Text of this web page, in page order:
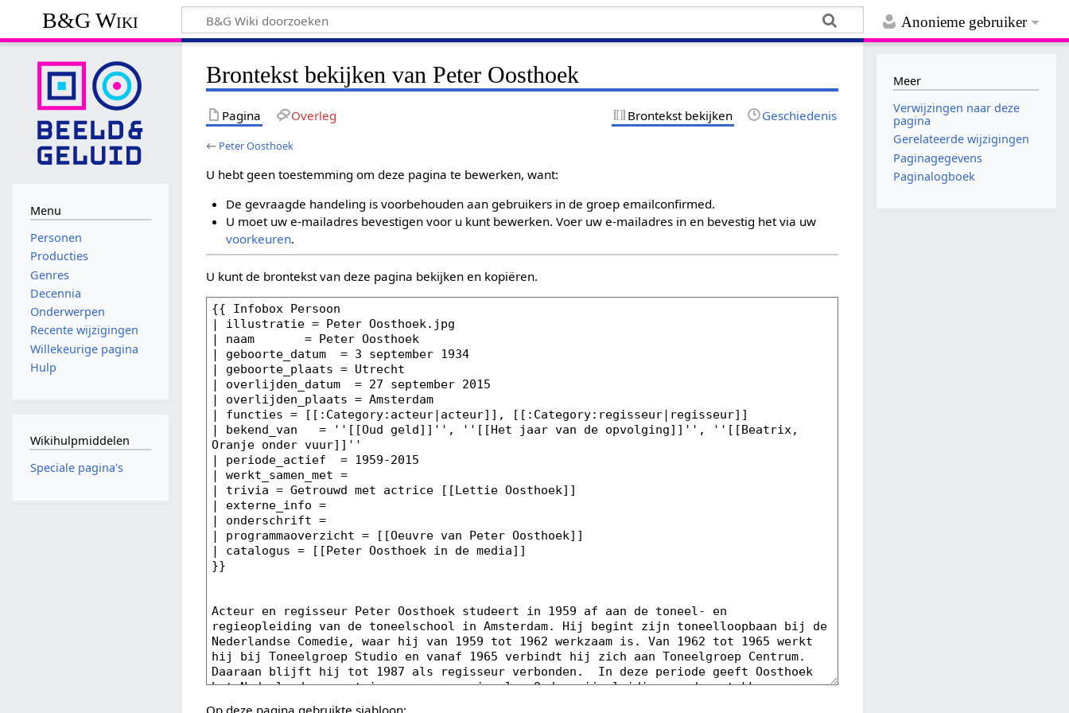
Anonieme gebruiker
B&G Wiki
Brontekst bekijken van Peter Oosthoek
Pagina Overleg Brontekst bekijken Geschiedenis
← Peter Oosthoek
U hebt geen toestemming om deze pagina te bewerken, want:
De gevraagde handeling is voorbehouden aan gebruikers in de groep emailconfirmed.
U moet uw e-mailadres bevestigen voor u kunt bewerken. Voer uw e-mailadres in en bevestig het via uw
voorkeuren.
U kunt de brontekst van deze pagina bekijken en kopiëren.
Op deze pagina gebruikte sjabloon:
Menu
Personen
Producties
Genres
Decennia
Onderwerpen
Recente wijzigingen
Willekeurige pagina
Hulp
Wikihulpmiddelen
Speciale pagina's
Meer
Verwijzingen naar deze
pagina
Gerelateerde wijzigingen
Paginagegevens
Paginalogboek